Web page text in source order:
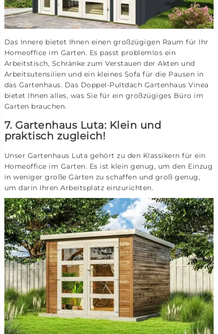
Das Innere bietet Ihnen einen großzügigen Raum für Ihr
Homeoffice im Garten. Es passt problemlos ein
Arbeitstisch, Schränke zum Verstauen der Akten und
Arbeitsutensilien und ein kleines Sofa für die Pausen in
das Gartenhaus. Das Doppel-Pultdach Gartenhaus Vinea
bietet Ihnen alles, was Sie für ein großzügiges Büro im
Garten brauchen.
7. Gartenhaus Luta: Klein und
praktisch zugleich!
Unser Gartenhaus Luta gehört zu den Klassikern für ein
Homeoffice im Garten. Es ist klein genug, um den Einzug
in weniger große Gärten zu schaffen und groß genug,
um darin Ihren Arbeitsplatz einzurichten.